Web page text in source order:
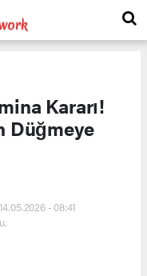
Kararı!
Düğmeye
- 08:41